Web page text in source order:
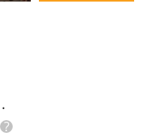
.
?